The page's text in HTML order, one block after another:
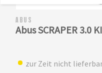
ABUS
Abus SCRAPER 3.0
zur Zeit nicht